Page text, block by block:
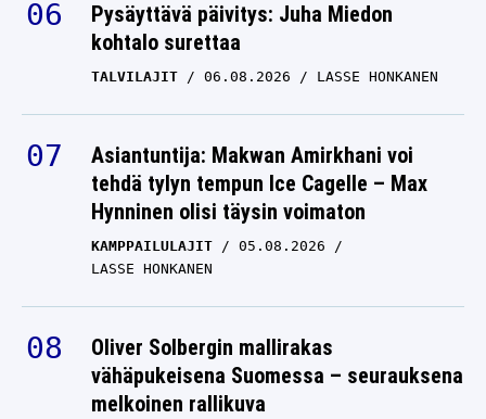
Pysäyttävä päivitys: Juha Miedon
kohtalo surettaa
TALVILAJIT 06.08.2026 LASSE HONKANEN
Asiantuntija: Makwan Amirkhani voi
tehdä tylyn tempun Ice Cagelle – Max
Hynninen olisi täysin voimaton
KAMPPAILULAJIT
05.08.2026
LASSE HONKANEN
Oliver Solbergin mallirakas
vähäpukeisena Suomessa – seurauksena
melkoinen rallikuva